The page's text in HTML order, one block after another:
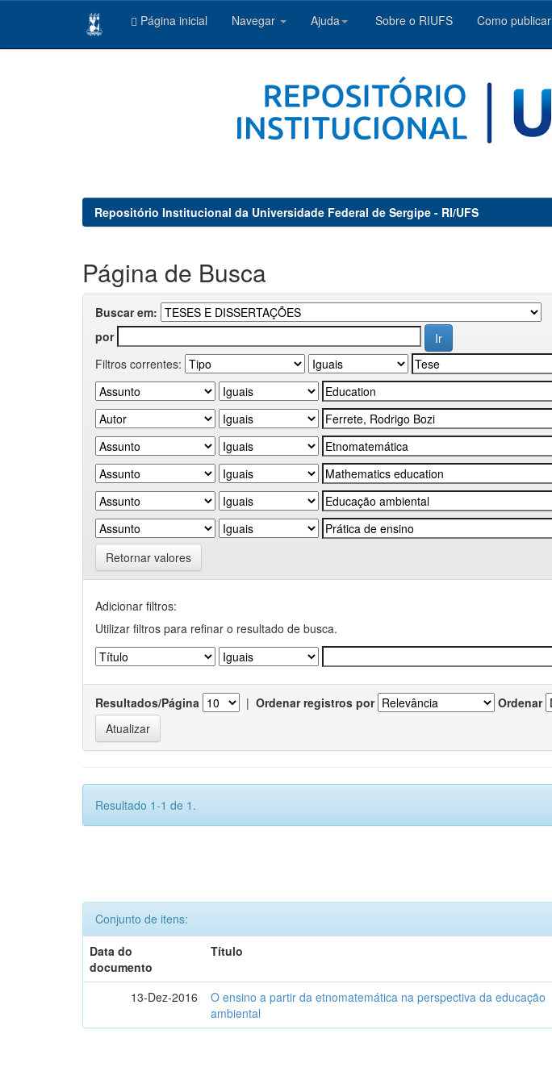
Página inicial Navegar Ajuda Sobre o RIUFS Como publicar
Repositório Institucional da Universidade Federal de Sergipe - RI/UFS
Página de Busca
Buscar em:
por
Filtros correntes:
Retornar valores
Adicionar filtros:
Utilizar filtros para refinar o resultado de busca.
Resultados/Página | Ordenar registros por Ordenar
Resultado 1-1 de 1.
Conjunto de itens:
Data do
documento
Título
13-Dez-2016
O ensino a partir da etnomatemática na perspectiva da educação
ambiental